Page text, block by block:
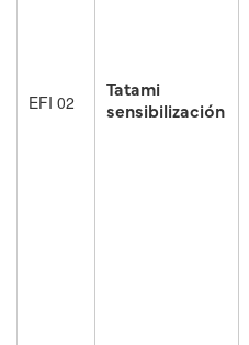
EFI 02
Tatami
sensibilización